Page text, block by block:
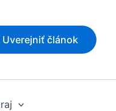
Uverejniť článok